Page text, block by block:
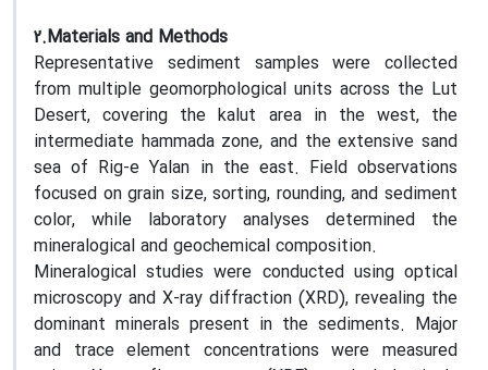
2.Materials and Methods
Representative sediment samples were collected
from multiple geomorphological units across the Lut
Desert, covering the kalut area in the west, the
intermediate hammada zone, and the extensive sand
sea of Rig-e Yalan in the east. Field observations
focused on grain size, sorting, rounding, and sediment
color, while laboratory analyses determined the
mineralogical and geochemical composition.
Mineralogical studies were conducted using optical
microscopy and X-ray diffraction (XRD), revealing the
dominant minerals present in the sediments. Major
and trace element concentrations were measured